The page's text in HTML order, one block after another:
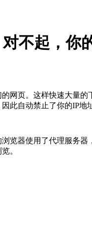
对不起，你
网页。这样快速大量
此自动禁止了你的IP
览器使用了代理服务
。